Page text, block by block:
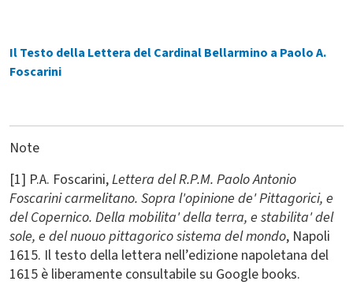
Il Testo della Lettera del Cardinal Bellarmino a Paolo A.
Foscarini
Note
[1] P.A. Foscarini,Lettera del R.P.M. Paolo Antonio
Foscarini carmelitano. Sopra l'opinione de' Pittagorici, e
del Copernico. Della mobilita' della terra, e stabilita' del
sole, e del nuouo pittagorico sistema del mondo, Napoli
1615. Il testo della lettera nell’edizione napoletana del
1615 è liberamente consultabile su Google books.